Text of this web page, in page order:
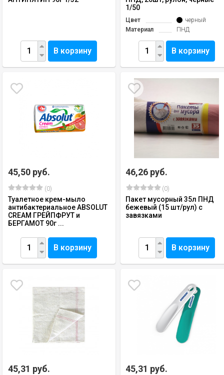
В корзину
1/50
Цвет
черный
Материал
ПНД
В корзину
45,50 руб.
(0)
Туалетное крем-мыло
антибактериальное ABSOLUT
CREAM ГРЕЙПФРУТ и
БЕРГАМОТ 90г ...
В корзину
46,26 руб.
(0)
Пакет мусорный 35л ПНД
бежевый (15 шт/рул) с
завязками
В корзину
45,31 руб. 45,31 руб.